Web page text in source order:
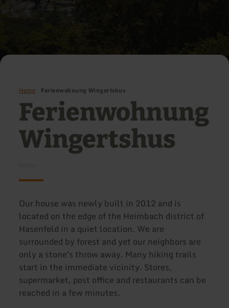
Home Ferienwohnung Wingertshus
Ferienwohnung
Wingertshus
Our house was newly built in 2012 and is
located on the edge of the Heimbach district of
Hasenfeld in a quiet location. We are
surrounded by forest and yet our neighbors are
only a stone's throw away. Many hiking trails
start in the immediate vicinity. Stores,
supermarket, post office and restaurants can be
reached in a few minutes.